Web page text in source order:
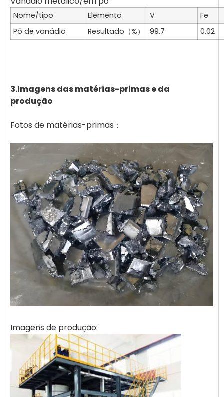
Nome/tipo Elemento V
Fe
Pó de vanádio
Resultado（%） 99.7 0.02
3.Imagens das matérias-primas e da
produção
Fotos de matérias-primas：